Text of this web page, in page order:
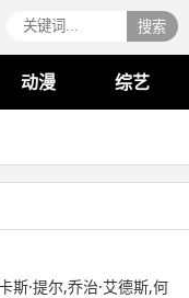
搜索
动漫 综艺
斯·提尔,乔治·艾德斯,何